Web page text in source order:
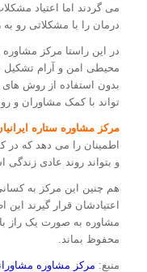
می گردند اما اعتیاد
درمان را با مشکلاتی رو به
در این راستا مرکز مشاوره
محیطی امن و آرام تشکیل
بدون استفاده از روش
تواند با کمک مشاوران و
مرکز مشاوره ستاره
اطمینان را می دهد که در
و بتواند روند عادی زندگی
هم چنین این مرکز به
اعتیادشان قرار گیرند
مشاوره به صورت یک راز
محفوظ بماند.
منبع: مرکز مشاوره